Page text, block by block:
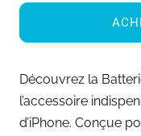
Découvrez la
l’accessoire
d’iPhone. Conçue